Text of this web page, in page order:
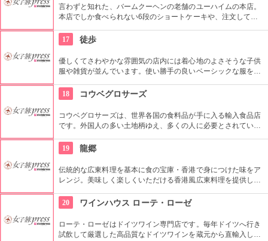
言わずと知れた、バームクーヘンの老舗のユーハイムの本店。
本店でしか食べられない6段のショートケーキや、注文してか
定のチーズケーキやアッフェルバウムなどもあるので、スイー
ツ好きならずとも覗いてみたいお店。
17 徒歩
優しくてさわやかな雰囲気の店内には着心地のよさそうな子供
服や雑貨が並んでいます。使い勝手の良いベーシックな服を豊
など、大人が愛用できるアイテムもあります。
18 コウベグロサーズ
コウベグロサーズは、世界各国の食料品が手に入る輸入食品店
です。外国人の多い土地柄ゆえ、多くの人に必要とされていま
ません。ここでしか買えない商品も。
19 龍郷
伝統的な広東料理を基本に食の宝庫・香港で身につけた味をア
レンジ。美味しく楽しくいただける香港風広東料理を提供して
作りながらも、明るくてアットホームな感じがします。家族や
親戚の集まりでも使えそうですね。
20 ワインハウス ローテ・ローゼ
ローテ・ローゼはドイツワイン専門店です。毎年ドイツへ行き
試飲して厳選した高品質なドイツワインを蔵元から直輸入して